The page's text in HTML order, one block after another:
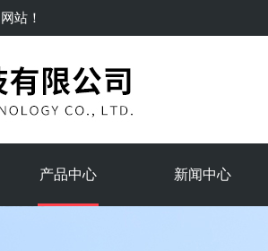
网站！
产品中心 新闻中心